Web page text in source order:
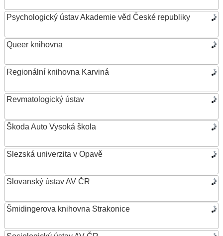
Psychologický ústav Akademie věd České republiky
Queer knihovna
Regionální knihovna Karviná
Revmatologický ústav
Škoda Auto Vysoká škola
Slezská univerzita v Opavě
Slovanský ústav AV ČR
Šmidingerova knihovna Strakonice